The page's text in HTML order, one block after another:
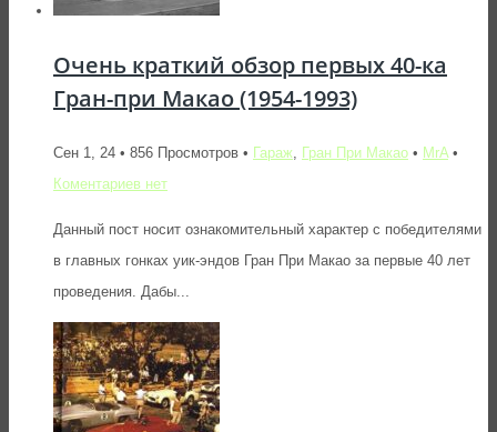
Очень краткий обзор первых 40-ка
Гран-при Макао (1954-1993)
Сен 1, 24 • 856 Просмотров • Гараж Гран При Макао • MrA •
Коментариев нет
Данный пост носит ознакомительный характер с победителями
в главных гонках уик-эндов Гран При Макао за первые 40 лет
проведения. Дабы...